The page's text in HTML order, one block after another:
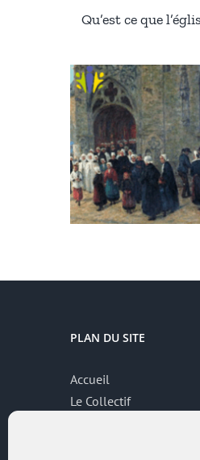
Qu’est ce que
PLAN DU SITE
Accueil
Le Collectif